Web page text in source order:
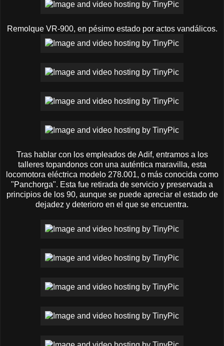
Remolque VR-900, en pésimo estado por actos vandálicos.
Tras hablar con los empleados de Adif, entramos a los
talleres topandonos con una auténtica maravilla, esta
locomotora eléctrica modelo 278.001, o más conocida como
"Panchorga". Esta fue retirada de servicio y preservada a
principios de los 90, aunque se puede apreciar el estado de
dejadez y deterioro en el que se encuentra.